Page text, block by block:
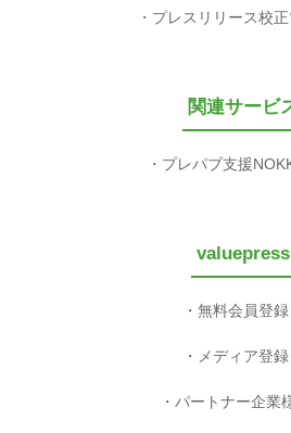
プレスリリース校
関連サービ
プレパブ支援
valuepress
無料会員登録
メディア登録
パートナー企業